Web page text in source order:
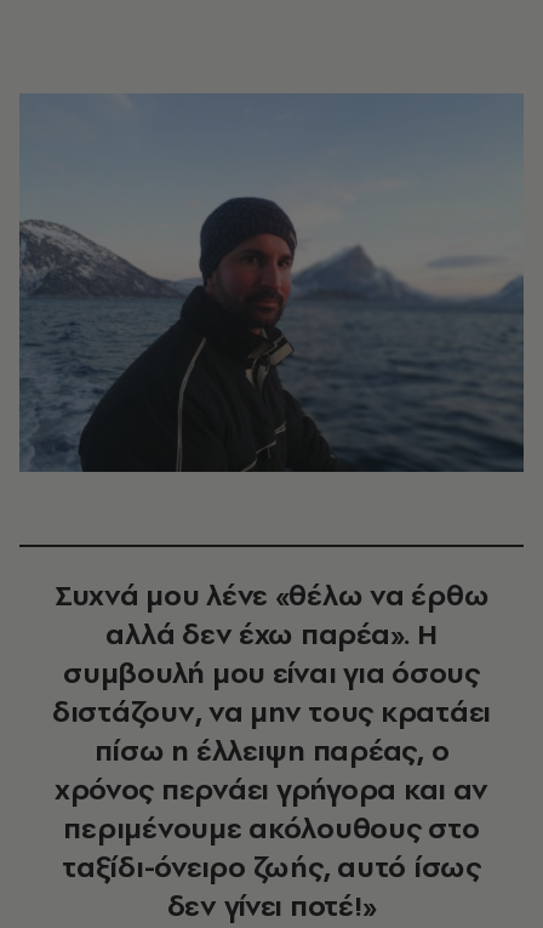
Συχνά μου λένε «θέλω να έρθω
αλλά δεν έχω παρέα». Η
συμβουλή μου είναι για όσους
διστάζουν, να μην τους κρατάει
πίσω η έλλειψη παρέας, ο
χρόνος περνάει γρήγορα και αν
περιμένουμε ακόλουθους στο
ταξίδι-όνειρο ζωής, αυτό ίσως
δεν γίνει ποτέ!»